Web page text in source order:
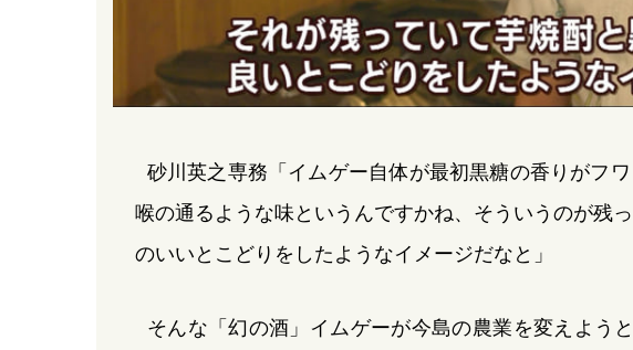
砂川英之専務「イムゲー自体が最初黒糖の香りがフ
喉の通るような味というんですかね、そういうのが残
のいいとこどりをしたようなイメージだなと」
そんな「幻の酒」イムゲーが今島の農業を変えよう